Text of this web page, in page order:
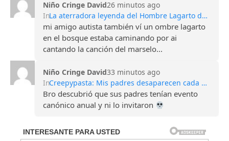
Niño Cringe David26 minutos ago
In
La aterradora leyenda del Hombre Lagarto de Scape Ore
mi amigo autista también ví un ombre lagarto
en el bosque estaba caminando por ai
cantando la canción del marselo...
Niño Cringe David33 minutos ago
In
Creepypasta: Mis padres desaparecen cada Halloween
Bro descubrió que sus padres tenían evento
canónico anual y ni lo invitaron